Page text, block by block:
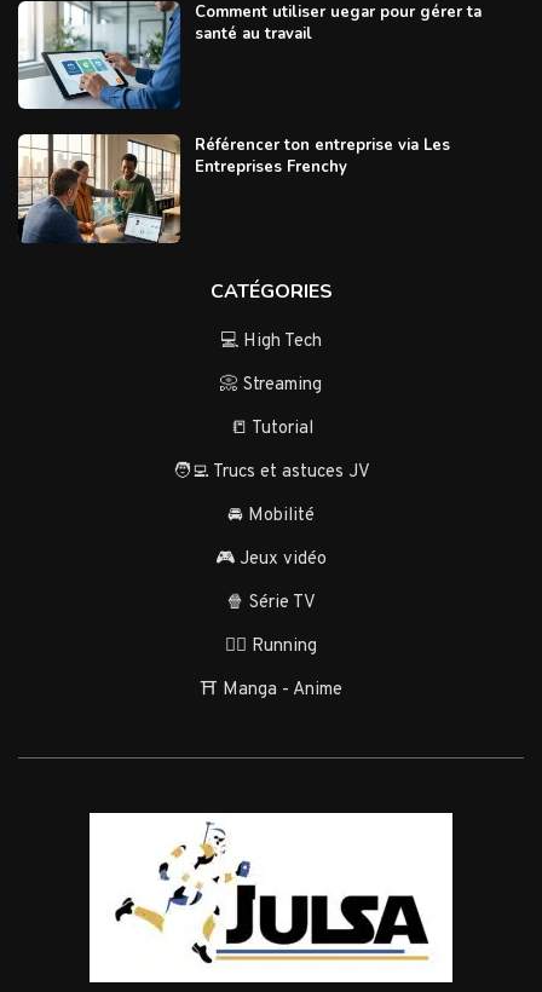
Comment utiliser uegar pour gérer ta
santé au travail
Référencer ton entreprise via Les
Entreprises Frenchy
CATÉGORIES
💻 High Tech
📀 Streaming
📒 Tutorial
🧑‍💻 Trucs et astuces JV
🚘 Mobilité
🎮 Jeux vidéo
🍿 Série TV
🏃‍♂️ Running
⛩️ Manga - Anime